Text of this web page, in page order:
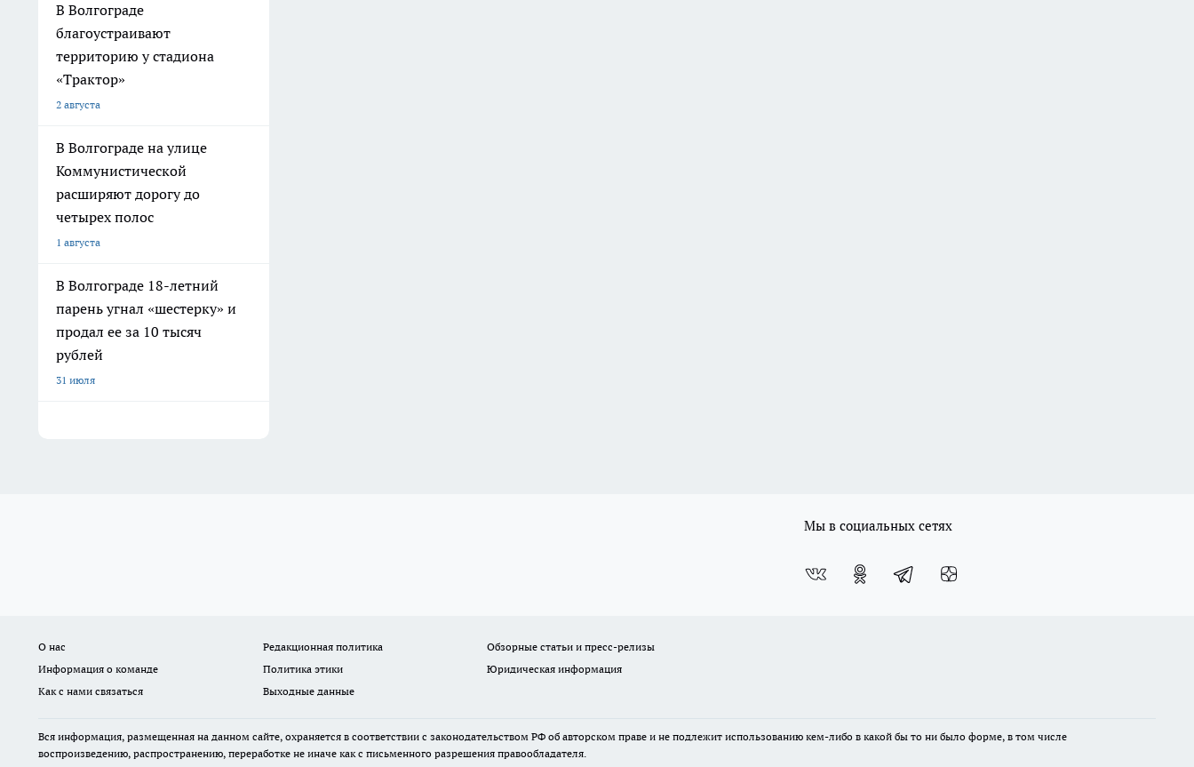
В Волгограде
благоустраивают
территорию у стадиона
«Трактор»
2 августа
В Волгограде на улице
Коммунистической
расширяют дорогу до
четырех полос
1 августа
В Волгограде 18-летний
парень угнал «шестерку» и
продал ее за 10 тысяч
рублей
31 июля
Мы в социальных сетях
О нас Редакционная политика
Обзорные статьи и пресс-релизы
Информация о команде
Политика этики
Юридическая информация
Как с нами связаться
Выходные данные
Вся информация, размещенная на данном сайте, охраняется в соответствии с законодательством РФ об авторском праве и не подлежит использованию кем-либо в какой бы то ни было форме, в том числе
воспроизведению, распространению, переработке не иначе как с письменного разрешения правообладателя.